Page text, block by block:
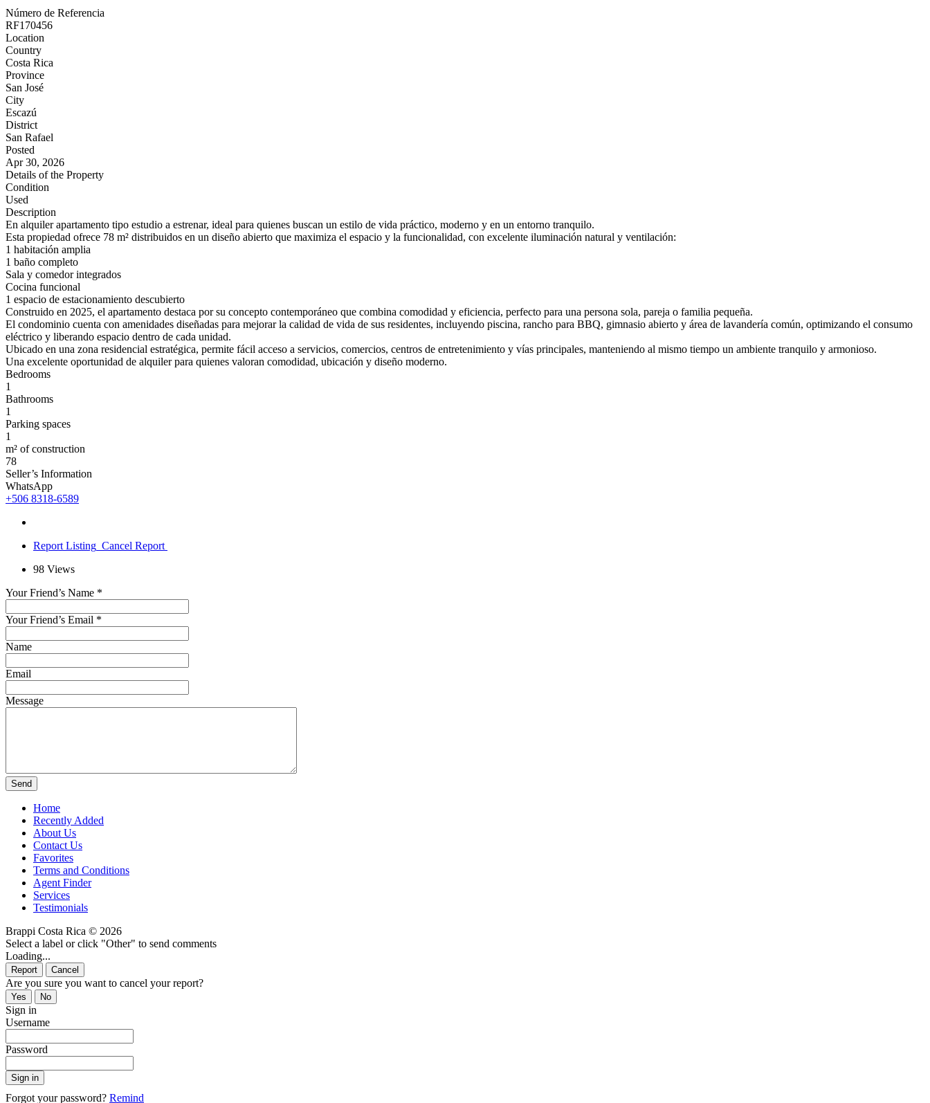
Número de Referencia
RF170456
Location
Country
Costa Rica
Province
San José
City
Escazú
District
San Rafael
Posted
Apr 30, 2026
Details of the Property
Condition
Used
Description
En alquiler apartamento tipo estudio a estrenar, ideal para quienes buscan un estilo de vida práctico, moderno y en un entorno tranquilo.
Esta propiedad ofrece 78 m² distribuidos en un diseño abierto que maximiza el espacio y la funcionalidad, con excelente iluminación natural y ventilación:
1 habitación amplia
1 baño completo
Sala y comedor integrados
Cocina funcional
1 espacio de estacionamiento descubierto
Construido en 2025, el apartamento destaca por su concepto contemporáneo que combina comodidad y eficiencia, perfecto para una persona sola, pareja o familia pequeña.
El condominio cuenta con amenidades diseñadas para mejorar la calidad de vida de sus residentes, incluyendo piscina, rancho para BBQ, gimnasio abierto y área de lavandería común, optimizando el consumo
eléctrico y liberando espacio dentro de cada unidad.
Ubicado en una zona residencial estratégica, permite fácil acceso a servicios, comercios, centros de entretenimiento y vías principales, manteniendo al mismo tiempo un ambiente tranquilo y armonioso.
Una excelente oportunidad de alquiler para quienes valoran comodidad, ubicación y diseño moderno.
Bedrooms
1
Bathrooms
1
Parking spaces
1
m² of construction
78
Seller’s Information
WhatsApp
+506 8318-6589
Report Listing Cancel Report
98 Views
Your Friend’s Name *
Your Friend’s Email *
Name
Email
Message
Home
Recently Added
About Us
Contact Us
Favorites
Terms and Conditions
Agent Finder
Services
Testimonials
Brappi Costa Rica © 2026
Select a label or click "Other" to send comments
Loading...
Are you sure you want to cancel your report?
Sign in
Username
Password
Forgot your password? Remind